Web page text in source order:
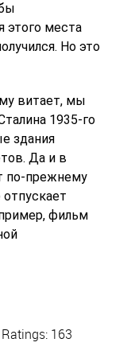
этого места
Но это
витает, мы
1935-го
здания
Да и в
по-прежнему
фильм
Ratings: 163